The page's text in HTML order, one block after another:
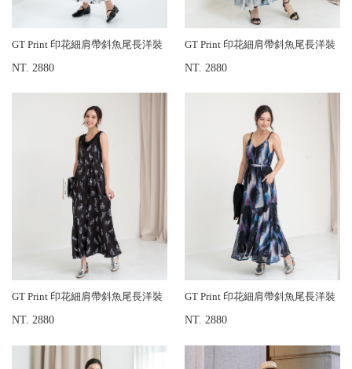
GT Print 印花細肩帶斜魚尾長洋裝
NT. 2880
GT Print 印花細肩帶斜魚尾長洋裝
NT. 2880
GT Print 印花細肩帶斜魚尾長洋裝
NT. 2880
GT Print 印花細肩帶斜魚尾長洋裝
NT. 2880